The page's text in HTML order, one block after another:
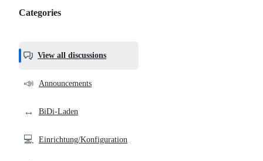
Categories,
helpful,
and
community
Categories
View all discussions
📣 Announcements
↔️ BiDi-Laden
💻 Einrichtung/Konfiguration